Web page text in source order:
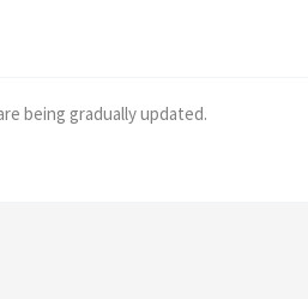
being gradually updated.